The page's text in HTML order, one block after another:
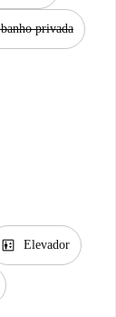
privada
elevator Elevador